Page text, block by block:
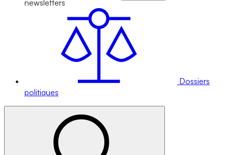
newsletters
Dossiers
politiques